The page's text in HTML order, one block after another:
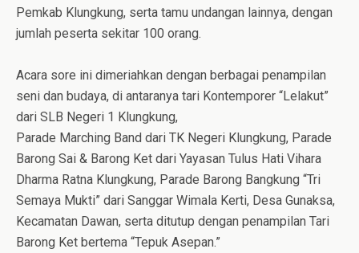
Pemkab Klungkung, serta tamu undangan lainnya, dengan
jumlah peserta sekitar 100 orang.
Acara sore ini dimeriahkan dengan berbagai penampilan
seni dan budaya, di antaranya tari Kontemporer “Lelakut”
dari SLB Negeri 1 Klungkung,
Parade Marching Band dari TK Negeri Klungkung, Parade
Barong Sai & Barong Ket dari Yayasan Tulus Hati Vihara
Dharma Ratna Klungkung, Parade Barong Bangkung “Tri
Semaya Mukti” dari Sanggar Wimala Kerti, Desa Gunaksa,
Kecamatan Dawan, serta ditutup dengan penampilan Tari
Barong Ket bertema “Tepuk Asepan.”